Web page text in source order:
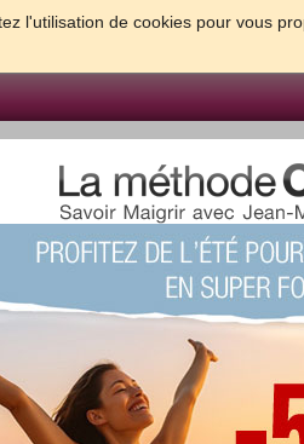
l'utilisation de cookies pour vous
FORME & SANTE PSYCHO & TESTS
solutions pour